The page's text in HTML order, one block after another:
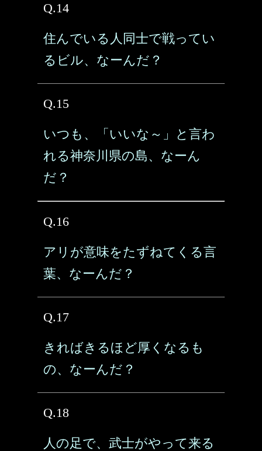
Q.14
住んでいる人同士で戦ってい
るビル、なーんだ？
Q.15
いつも、「いいな～」と言わ
れる神奈川県の島、なーん
だ？
Q.16
アリが意味をたずねてくる言
葉、なーんだ？
Q.17
きればきるほど厚くなるも
の、なーんだ？
Q.18
人の足で、武士がやって来る